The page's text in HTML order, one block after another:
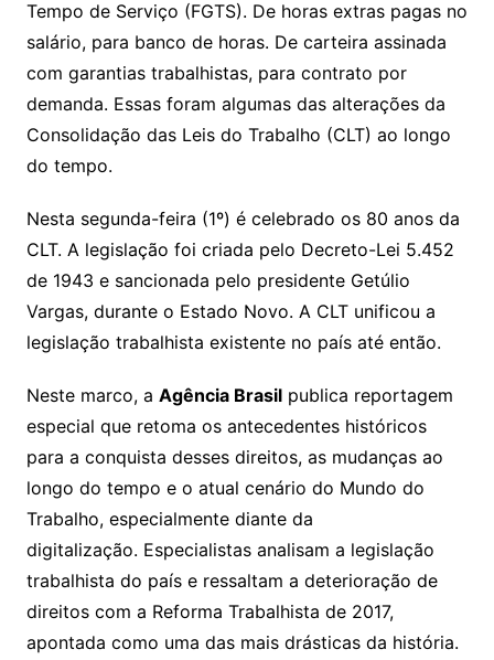
Tempo de Serviço (FGTS). De horas extras pagas no
salário, para banco de horas. De carteira assinada
com garantias trabalhistas, para contrato por
demanda. Essas foram algumas das alterações da
Consolidação das Leis do Trabalho (CLT) ao longo
do tempo.
Nesta segunda-feira (1º) é celebrado os 80 anos da
CLT. A legislação foi criada pelo Decreto-Lei 5.452
de 1943 e sancionada pelo presidente Getúlio
Vargas, durante o Estado Novo. A CLT unificou a
legislação trabalhista existente no país até então.
Neste marco, a Agência Brasilpublica reportagem
especial que retoma os antecedentes históricos
para a conquista desses direitos, as mudanças ao
longo do tempo e o atual cenário do Mundo do
Trabalho, especialmente diante da
digitalização. Especialistas analisam a legislação
trabalhista do país e ressaltam a deterioração de
direitos com a Reforma Trabalhista de 2017,
apontada como uma das mais drásticas da história.